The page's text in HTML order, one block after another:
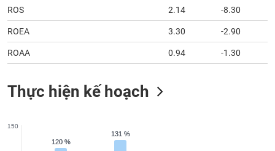
ROS 2.14 -8.30
ROEA 3.30 -2.90
ROAA 0.94 -1.30
Thực hiện kế hoạch
120 %
120 %
131 %
131 %
150